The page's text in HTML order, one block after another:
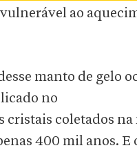
ao
manto de gelo
no
cristais coletados
400 mil anos. E